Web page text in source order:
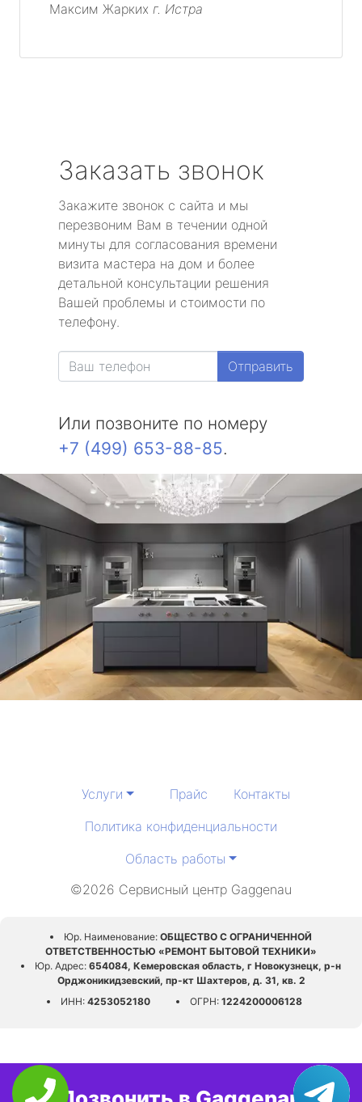
Максим Жарких г. Истра
Заказать звонок
Закажите звонок с сайта и мы
перезвоним Вам в течении одной
минуты для согласования времени
визита мастера на дом и более
детальной консультации решения
Вашей проблемы и стоимости по
телефону.
Отправить
Или позвоните по номеру
+7 (499) 653-88-85.
Услуги Прайс
Контакты
Политика конфиденциальности
Область работы
©2026 Сервисный центр Gaggenau
Юр. Наименование: ОБЩЕСТВО С ОГРАНИЧЕННОЙ
ОТВЕТСТВЕННОСТЬЮ «РЕМОНТ БЫТОВОЙ ТЕХНИКИ»
Юр. Адрес: 654084, Кемеровская область, г Новокузнецк, р-н
Орджоникидзевский, пр-кт Шахтеров, д. 31, кв. 2
ИНН: 4253052180 ОГРН: 1224200006128